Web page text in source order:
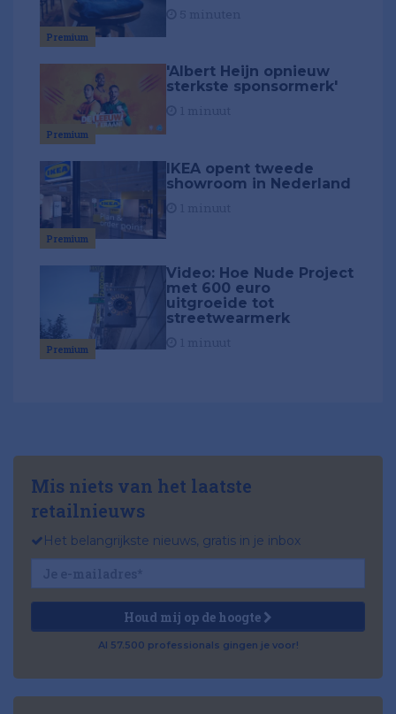
Premium
Premium
'Albert Heijn opnieuw
sterkste sponsormerk'
Premium
IKEA opent tweede
showroom in Nederland
Premium
Video: Hoe Nude Project
met 600 euro
uitgroeide tot
streetwearmerk
Mis niets van het laatste
retailnieuws
Het belangrijkste nieuws, gratis in je inbox
Houd mij op de hoogte
Al 57.500 professionals gingen je voor!